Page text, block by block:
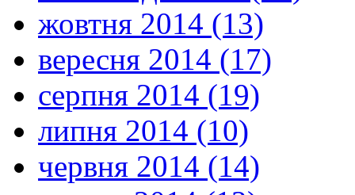
жовтня 2014 (13)
вересня 2014 (17)
серпня 2014 (19)
липня 2014 (10)
червня 2014 (14)